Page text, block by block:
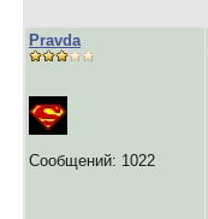
Pravda
Сообщений: 1022